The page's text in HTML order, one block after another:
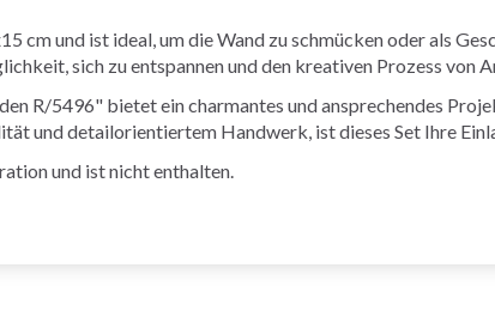
cm und ist ideal, um die Wand zu schmücken oder als
sich zu entspannen und den kreativen Prozess von
R/5496" bietet ein charmantes und ansprechendes
und detailorientiertem Handwerk, ist dieses Set Ihre
und ist nicht enthalten.